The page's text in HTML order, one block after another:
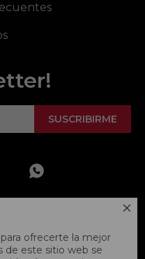

ofrecerte la mejor
de este sitio web se
SUSCRIBIRME
